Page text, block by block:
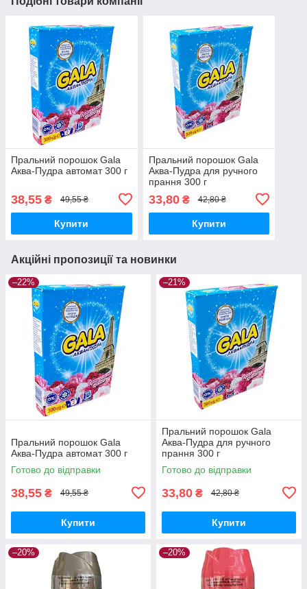
Пральний порошок Gala
Аква-Пудра автомат 300 г
38,55 ₴ 49,55 ₴
Купити
Пральний порошок Gala
Аква-Пудра для ручного
прання 300 г
33,80₴ 42,80 ₴
Купити
Акційні пропозиції та новинки
–22%
Пральний порошок Gala
Аква-Пудра автомат 300 г
Готово до відправки
38,55 ₴ 49,55 ₴
Купити
–21%
Пральний порошок Gala
Аква-Пудра для ручного
прання 300 г
Готово до відправки
33,80 ₴ 42,80 ₴
Купити
–20% –20%